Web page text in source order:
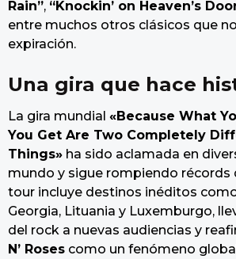
Rain”, “Knockin’ on Heaven’s
entre muchos otros clásicos que
expiración.
Una gira que hace
La gira mundial «Because What
You Get Are Two Completely
Things» ha sido aclamada en
mundo y sigue rompiendo récords
tour incluye destinos inéditos
Georgia, Lituania y Luxemburgo,
del rock a nuevas audiencias y
N’ Roses como un fenómeno